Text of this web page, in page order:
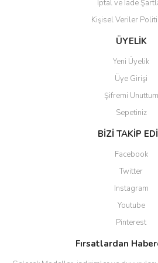
Gönder
İptal ve İade
Kişisel Veriler
ÜYELİK
Yeni Üyelik
Üye Girişi
Şifremi Unuttum
Sepetiniz
BİZİ TAKİP
Facebook
Twitter
Instagram
Youtube
Pinterest
Fırsatlardan